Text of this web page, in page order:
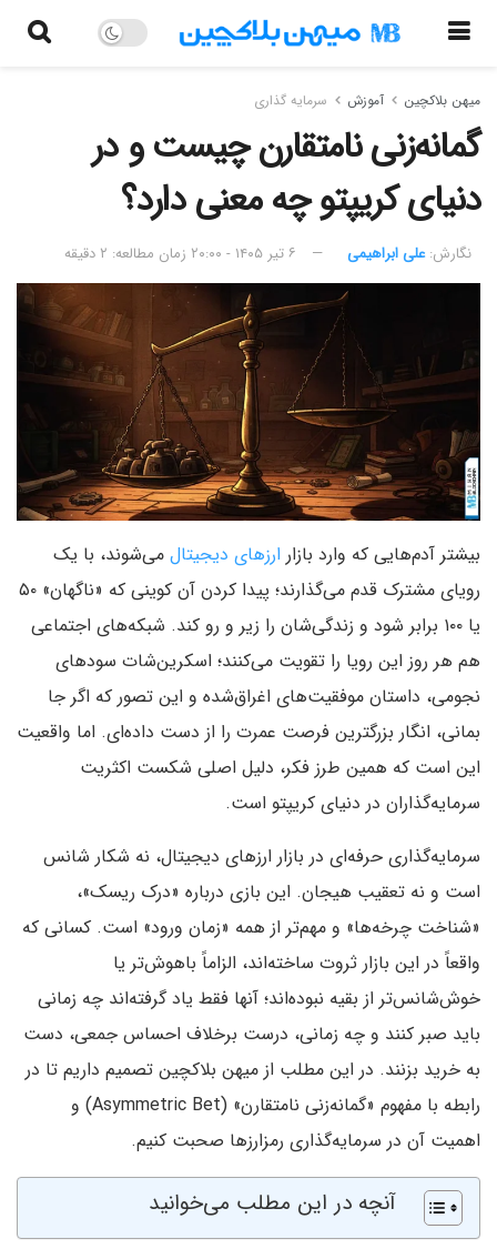
میهن بلاکچین آموزش سرمایه گذاری
گمانه‌زنی نامتقارن چیست و در
دنیای کریپتو چه معنی دارد؟
نگارش:‌ علی ابراهیمی ۶ تیر ۱۴۰۵ - ۲۰:۰۰ زمان مطالعه: ۲ دقیقه
بیشتر آدم‌هایی که وارد بازار ارزهای دیجیتال می‌شوند، با یک
رویای مشترک قدم می‌گذارند؛ پیدا کردن آن کوینی که «ناگهان» ۵۰
یا ۱۰۰ برابر شود و زندگی‌شان را زیر و رو کند. شبکه‌های اجتماعی
هم هر روز این رویا را تقویت می‌کنند؛ اسکرین‌شات سودهای
نجومی، داستان موفقیت‌های اغراق‌شده و این تصور که اگر جا
بمانی، انگار بزرگترین فرصت عمرت را از دست داده‌ای. اما واقعیت
این است که همین طرز فکر، دلیل اصلی شکست اکثریت
سرمایه‌گذاران در دنیای کریپتو است.
سرمایه‌گذاری حرفه‌ای در بازار ارزهای دیجیتال، نه شکار شانس
است و نه تعقیب هیجان. این بازی درباره «درک ریسک»،
«شناخت چرخه‌ها» و مهم‌تر از همه «زمان ورود» است. کسانی که
واقعاً در این بازار ثروت ساخته‌اند، الزاماً باهوش‌تر یا
خوش‌شانس‌تر از بقیه نبوده‌اند؛ آنها فقط یاد گرفته‌اند چه زمانی
باید صبر کنند و چه زمانی، درست برخلاف احساس جمعی، دست
به خرید بزنند. در این مطلب از میهن بلاکچین تصمیم داریم تا در
رابطه با مفهوم «گمانه‌زنی نامتقارن» (Asymmetric Bet) و
اهمیت آن در سرمایه‌گذاری رمزارزها صحبت کنیم.
آنچه در این مطلب می‌خوانید